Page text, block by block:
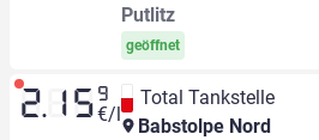
Putlitz
geöffnet
2.15 9
€/l
Total Tankstelle
Babstolpe Nord